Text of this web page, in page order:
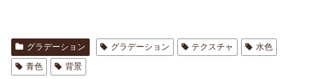
グラデーション グラデーション テクスチャ
水色
青色
背景